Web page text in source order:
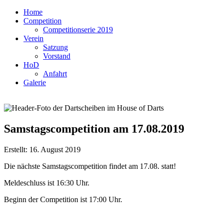
Home
Competition
Competitionserie 2019
Verein
Satzung
Vorstand
HoD
Anfahrt
Galerie
Samstagscompetition am 17.08.2019
Erstellt: 16. August 2019
Die nächste Samstagscompetition findet am 17.08. statt!
Meldeschluss ist 16:30 Uhr.
Beginn der Competition ist 17:00 Uhr.